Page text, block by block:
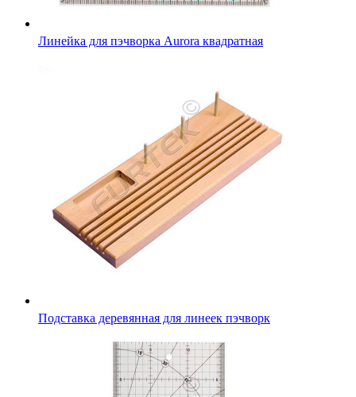
Линейка для пэчворка Aurora квадратная
Подставка деревянная для линеек пэчворк